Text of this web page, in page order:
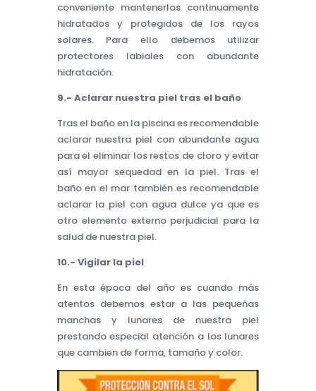
conveniente mantenerlos continuamente
hidratados y protegidos de los rayos
solares. Para ello debemos utilizar
protectores labiales con abundante
hidratación.
9.- Aclarar nuestra piel tras el baño
Tras el baño en la piscina es recomendable
aclarar nuestra piel con abundante agua
para el eliminar los restos de cloro y evitar
así mayor sequedad en la piel. Tras el
baño en el mar también es recomendable
aclarar la piel con agua dulce ya que es
otro elemento externo perjudicial para la
salud de nuestra piel.
10.- Vigilar la piel
En esta época del año es cuando más
atentos debemos estar a las pequeñas
manchas y lunares de nuestra piel
prestando especial atención a los lunares
que cambien de forma, tamaño y color.